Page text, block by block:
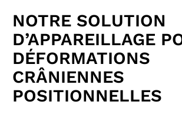
NOTRE SOLUTION
D’APPAREILLAGE
DÉFORMATIONS
CRÂNIENNES
POSITIONNELLES